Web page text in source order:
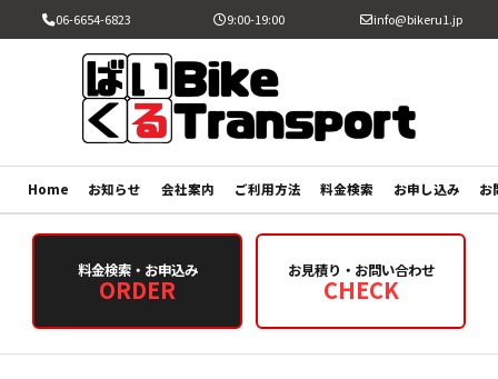
06-6654-6823 9:00-19:00 info@bikeru1.jp
Home お知らせ 会社案内 ご利用方法 料金検索 お申し込み お
料金検索・お申込み
ORDER
お見積り・お問い合わせ
CHECK